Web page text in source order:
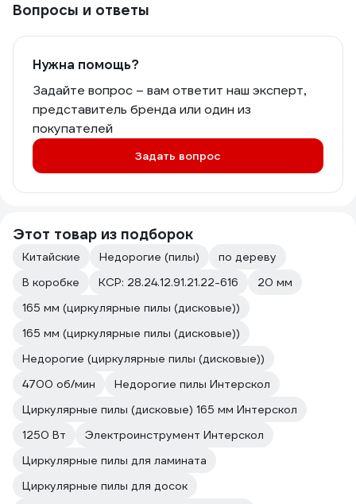
Вопросы и ответы
Нужна помощь?
Задайте вопрос – вам ответит наш эксперт,
представитель бренда или один из
покупателей
Задать вопрос
Этот товар из подборок
Китайские Недорогие (пилы)
по дереву
В коробке
КСР: 28.24.12.91.21.22-616
20 мм
165 мм (циркулярные пилы (дисковые))
165 мм (циркулярные пилы (дисковые))
Недорогие (циркулярные пилы (дисковые))
4700 об/мин
Недорогие пилы Интерскол
Циркулярные пилы (дисковые) 165 мм Интерскол
1250 Вт
Электроинструмент Интерскол
Циркулярные пилы для ламината
Циркулярные пилы для досок